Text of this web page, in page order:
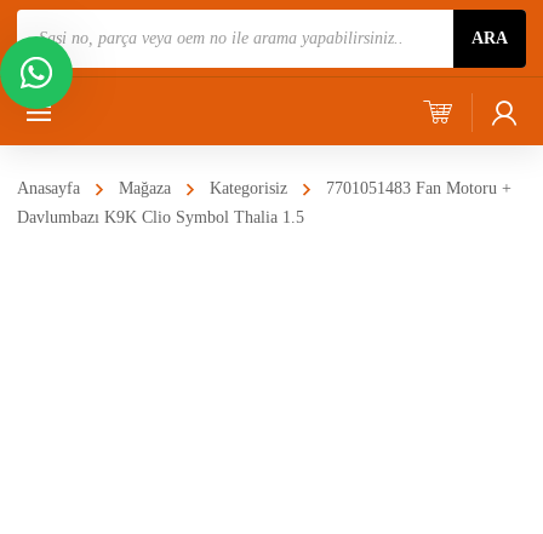
Ara
ARA
Anasayfa Mağaza Kategorisiz
7701051483 Fan Motoru +
Davlumbazı K9K Clio Symbol Thalia 1.5